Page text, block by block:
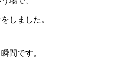
しました。
間です。